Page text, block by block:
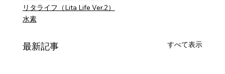
リタライフ（Lita Life Ver.2）
水素
最新記事 すべて表示